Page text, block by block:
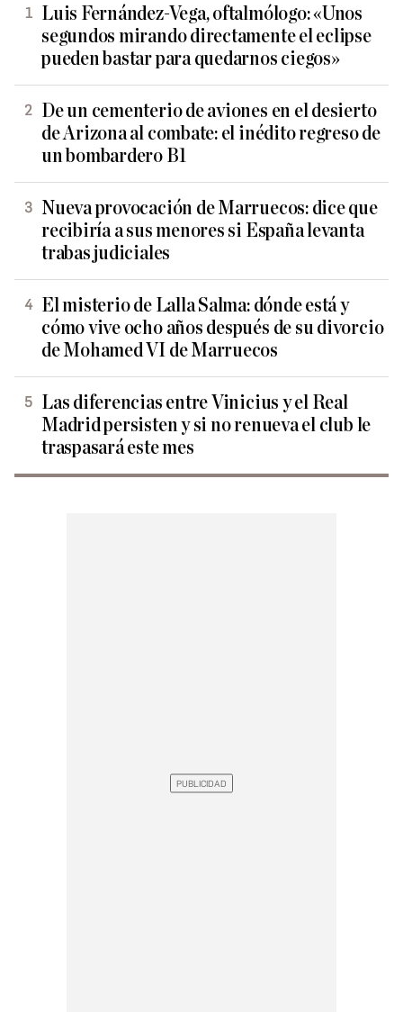
Luis Fernández-Vega, oftalmólogo: «Unos
segundos mirando directamente el eclipse
pueden bastar para quedarnos ciegos»
De un cementerio de aviones en el desierto
de Arizona al combate: el inédito regreso de
un bombardero B1
Nueva provocación de Marruecos: dice que
recibiría a sus menores si España levanta
trabas judiciales
El misterio de Lalla Salma: dónde está y
cómo vive ocho años después de su divorcio
de Mohamed VI de Marruecos
Las diferencias entre Vinicius y el Real
Madrid persisten y si no renueva el club le
traspasará este mes